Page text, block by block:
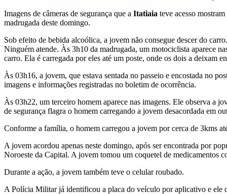
Imagens de câmeras de segurança que a Itatiaia teve acesso
madrugada deste domingo.
Sob efeito de bebida alcoólica, a jovem não consegue descer do
Ninguém atende. Às 3h10 da madrugada, um motociclista aparece
carro. Ela é carregada por eles até um poste, onde os dois a deixam
Às 03h16, a jovem, que estava sentada no passeio e encostada no
imagens e informações registradas no boletim de ocorrência.
Às 03h22, um terceiro homem aparece nas imagens. Ele observa a
de segurança flagra o homem carregando a jovem desacordada em
Conforme a família, o homem carregou a jovem por cerca de 3kms
A jovem acordou apenas neste domingo, após ser encontrada por
Noroeste da Capital. A jovem tomou um coquetel de medicamentos
Durante a ação, a jovem também teve o celular roubado.
A Polícia Militar já identificou a placa do veículo por aplicativo e ele